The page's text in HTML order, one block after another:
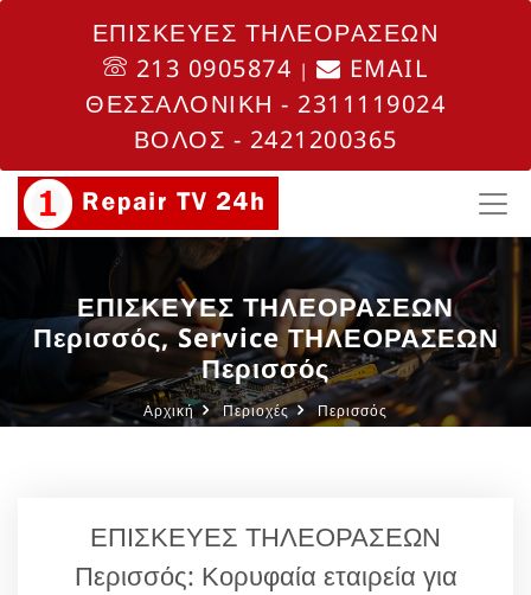
ΕΠΙΣΚΕΥΕΣ ΤΗΛΕΟΡΑΣΕΩΝ
213 0905874 |
EMAIL
ΘΕΣΣΑΛΟΝΙΚΗ - 2311119024
ΒΟΛΟΣ - 2421200365
ΕΠΙΣΚΕΥΕΣ ΤΗΛΕΟΡΑΣΕΩΝ
Περισσός, Service ΤΗΛΕΟΡΑΣΕΩΝ
Περισσός
Αρχική Περιοχές Περισσός
ΕΠΙΣΚΕΥΕΣ ΤΗΛΕΟΡΑΣΕΩΝ
Περισσός: Κορυφαία εταιρεία για